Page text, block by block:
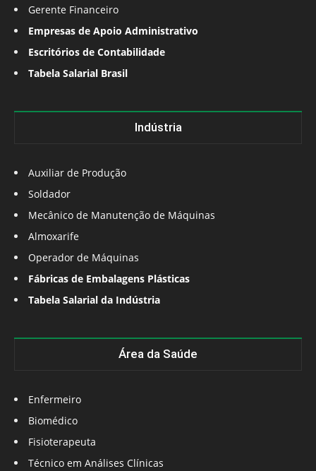
Gerente Financeiro
Empresas de Apoio Administrativo
Escritórios de Contabilidade
Tabela Salarial Brasil
Indústria
Auxiliar de Produção
Soldador
Mecânico de Manutenção de Máquinas
Almoxarife
Operador de Máquinas
Fábricas de Embalagens Plásticas
Tabela Salarial da Indústria
Área da Saúde
Enfermeiro
Biomédico
Fisioterapeuta
Técnico em Análises Clínicas